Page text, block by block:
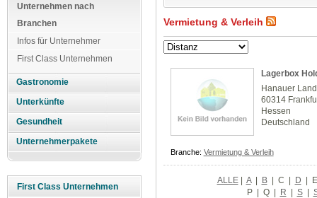
Unternehmen nach
Branchen
Infos für Unternehmer
First Class Unternehmen
Gastronomie
Unterkünfte
Gesundheit
Unternehmerpakete
First Class Unternehmen
Vermietung & Verleih
Lagerbox
Hanauer
60314
Hessen
Deutschland
Branche: Vermietung & Verleih
ALLE| A | B | C | D |
P | Q | R | S |